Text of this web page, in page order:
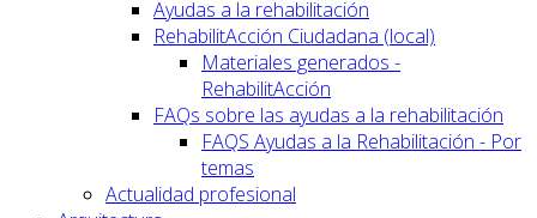
Ayudas a la rehabilitación
RehabilitAcción Ciudadana (local)
Materiales generados -
RehabilitAcción
FAQs sobre las ayudas a la rehabilitación
FAQS Ayudas a la Rehabilitación - Por
temas
Actualidad profesional